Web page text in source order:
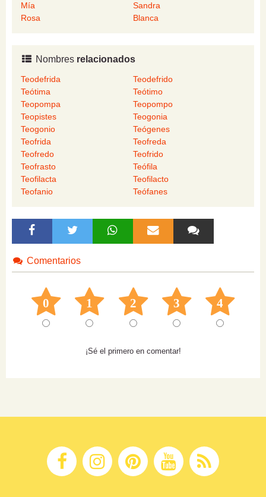
Mía
Sandra
Rosa
Blanca
Nombres relacionados
Teodefrida
Teodefrido
Teótima
Teótimo
Teopompa
Teopompo
Teopistes
Teogonia
Teogonio
Teógenes
Teofrida
Teofreda
Teofredo
Teofrido
Teofrasto
Teófila
Teofilacta
Teofilacto
Teofanio
Teófanes
Comentarios
0 1 2 3 4
¡Sé el primero en comentar!